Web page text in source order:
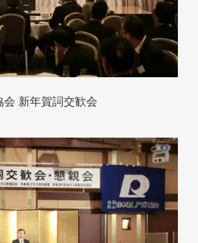
新年賀詞交歓会